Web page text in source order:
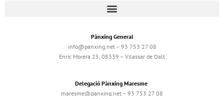
Pànxing General
info@panxing.net – 93 753 27 08
Enric Morera 25, 08339 – Vilassar de Dalt
Delegació Pànxing Maresme
maresme@panxing.net – 93 753 27 08